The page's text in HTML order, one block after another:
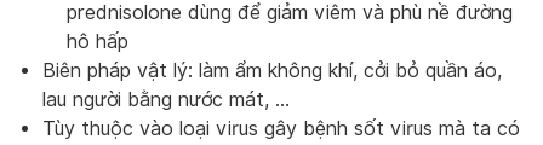
prednisolone dùng để giảm viêm và phù nề đường
hô hấp
Biên pháp vật lý: làm ẩm không khí, cởi bỏ quần áo,
lau người bằng nước mát, …
Tùy thuộc vào loại virus gây bệnh sốt virus mà ta có